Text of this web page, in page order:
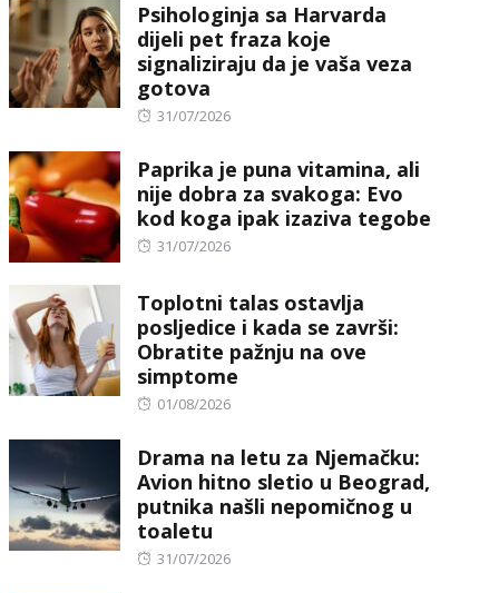
Psihologinja sa Harvarda
dijeli pet fraza koje
signaliziraju da je vaša veza
gotova
Posted
31/07/2026
Paprika je puna vitamina, ali
nije dobra za svakoga: Evo
kod koga ipak izaziva tegobe
Posted
31/07/2026
Toplotni talas ostavlja
posljedice i kada se završi:
Obratite pažnju na ove
simptome
Posted
01/08/2026
Drama na letu za Njemačku:
Avion hitno sletio u Beograd,
putnika našli nepomičnog u
toaletu
Posted
31/07/2026